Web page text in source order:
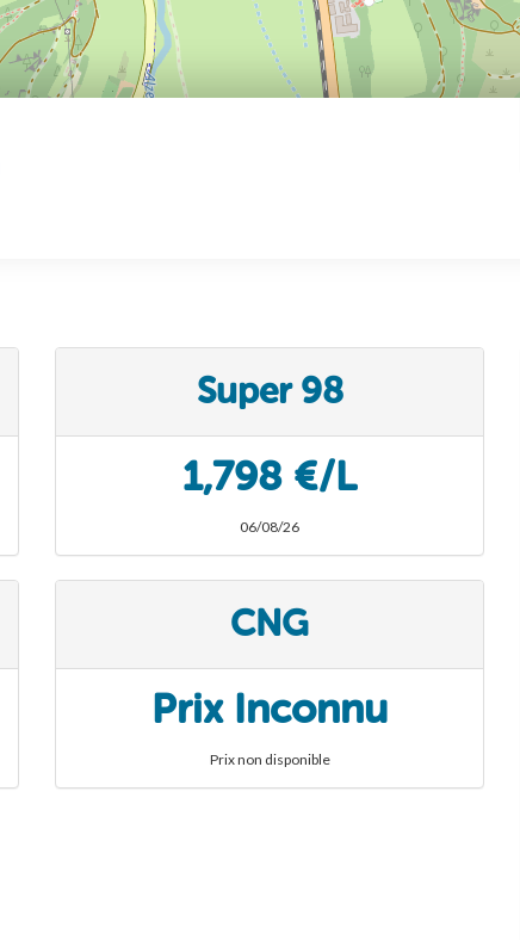
Super 98
1,798 €/L
06/08/26
CNG
Prix Inconnu
Prix non disponible